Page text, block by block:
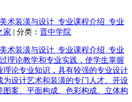
术装潢与设计_专业课程介绍_专业
家 | 分类： 晋中学院
术装潢与设计_专业课程介绍_专业
理论教学和专业实践，使学生掌握
理论专业知识，具有较强的专业设计
为设计艺术和装潢的专门人才。开设
图案、平面构成、色彩构成、立体构